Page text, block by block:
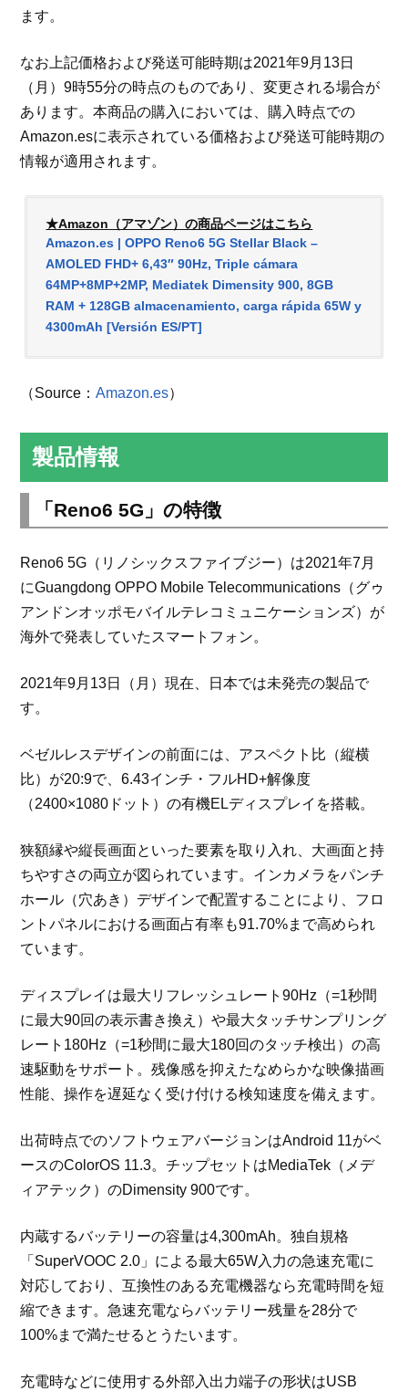
ます。
なお上記価格および発送可能時期は2021年9月13日
（月）9時55分の時点のものであり、変更される場合が
あります。本商品の購入においては、購入時点での
Amazon.esに表示されている価格および発送可能時期の
情報が適用されます。
★Amazon（アマゾン）の商品ページはこちら
Amazon.es | OPPO Reno6 5G Stellar Black –
AMOLED FHD+ 6,43″ 90Hz, Triple cámara
64MP+8MP+2MP, Mediatek Dimensity 900, 8GB
RAM + 128GB almacenamiento, carga rápida 65W y
4300mAh [Versión ES/PT]
（Source：Amazon.es）
製品情報
「Reno6 5G」の特徴
Reno6 5G（リノシックスファイブジー）は2021年7月
にGuangdong OPPO Mobile Telecommunications（グゥ
アンドンオッポモバイルテレコミュニケーションズ）が
海外で発表していたスマートフォン。
2021年9月13日（月）現在、日本では未発売の製品で
す。
ベゼルレスデザインの前面には、アスペクト比（縦横
比）が20:9で、6.43インチ・フルHD+解像度
（2400×1080ドット）の有機ELディスプレイを搭載。
狭額縁や縦長画面といった要素を取り入れ、大画面と持
ちやすさの両立が図られています。インカメラをパンチ
ホール（穴あき）デザインで配置することにより、フロ
ントパネルにおける画面占有率も91.70%まで高められ
ています。
ディスプレイは最大リフレッシュレート90Hz（=1秒間
に最大90回の表示書き換え）や最大タッチサンプリング
レート180Hz（=1秒間に最大180回のタッチ検出）の高
速駆動をサポート。残像感を抑えたなめらかな映像描画
性能、操作を遅延なく受け付ける検知速度を備えます。
出荷時点でのソフトウェアバージョンはAndroid 11がベ
ースのColorOS 11.3。チップセットはMediaTek（メデ
ィアテック）のDimensity 900です。
内蔵するバッテリーの容量は4,300mAh。独自規格
「SuperVOOC 2.0」による最大65W入力の急速充電に
対応しており、互換性のある充電機器なら充電時間を短
縮できます。急速充電ならバッテリー残量を28分で
100%まで満たせるとうたいます。
充電時などに使用する外部入出力端子の形状はUSB